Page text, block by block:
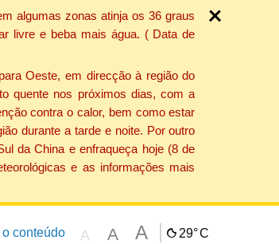
algumas zonas atinja os 36 graus
livre e beba mais água. ( Data de
Oeste, em direcção à região do
quente nos próximos dias, com a
contra o calor, bem como estar
durante a tarde e noite. Por outro
da China e enfraqueça hoje (8 de
e as informações mais
conteúdo A A A 29°C